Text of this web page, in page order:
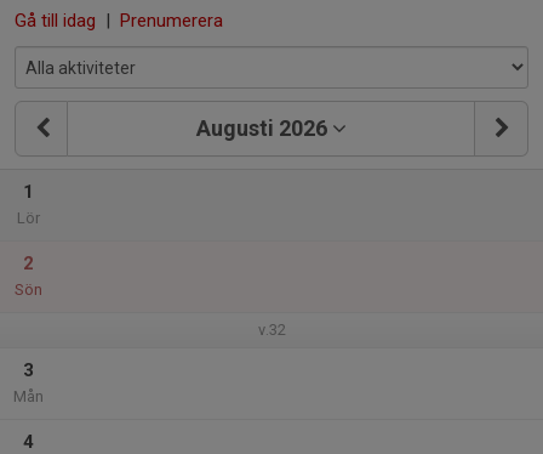
Gå till idag | Prenumerera
Augusti 2026
1
Lör
2
Sön
v.32
3
Mån
4